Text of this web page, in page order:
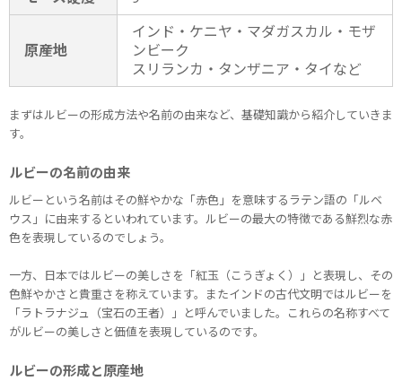
原産地
インド・ケニヤ・マダガスカル・モザ
ンビーク
スリランカ・タンザニア・タイなど
まずはルビーの形成方法や名前の由来など、基礎知識から紹介していきま
す。
ルビーの名前の由来
ルビーという名前はその鮮やかな「赤色」を意味するラテン語の「ルベ
ウス」に由来するといわれています。ルビーの最大の特徴である鮮烈な赤
色を表現しているのでしょう。
一方、日本ではルビーの美しさを「紅玉（こうぎょく）」と表現し、その
色鮮やかさと貴重さを称えています。またインドの古代文明ではルビーを
「ラトラナジュ（宝石の王者）」と呼んでいました。これらの名称すべて
がルビーの美しさと価値を表現しているのです。
ルビーの形成と原産地